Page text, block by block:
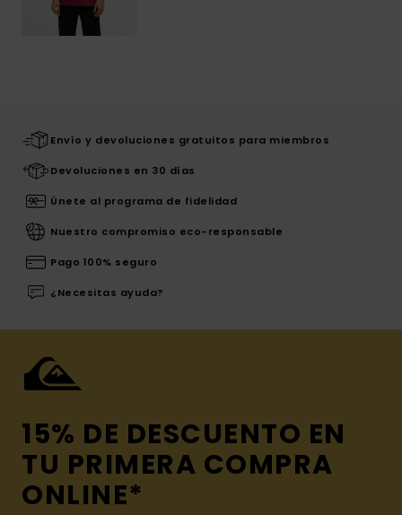
Envío y devoluciones gratuitos para miembros
Devoluciones en 30 días
Únete al programa de fidelidad
Nuestro compromiso eco-responsable
Pago 100% seguro
¿Necesitas ayuda?
15% DE DESCUENTO EN
TU PRIMERA COMPRA
ONLINE*